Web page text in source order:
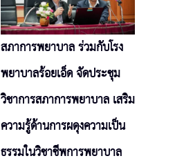
สภาการพยาบาล ร่วมกับโรง
พยาบาลร้อยเอ็ด จัดประชุม
วิชาการสภาการพยาบาล เสริม
ความรู้ด้านการผดุงความเป็น
ธรรมในวิชาชีพการพยาบาล